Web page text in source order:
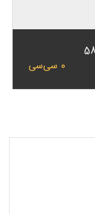
0 سی‌سی